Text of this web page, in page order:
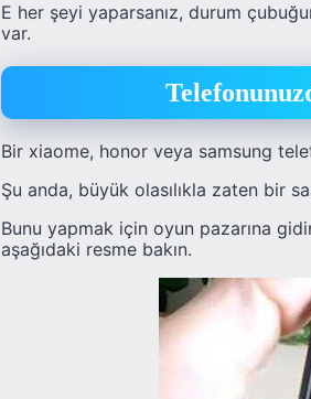
E her şeyi yaparsanız, durum
var.
Bir xiaome, honor veya samsung
Şu anda, büyük olasılıkla zaten bir
Bunu yapmak için oyun pazarına
aşağıdaki resme bakın.